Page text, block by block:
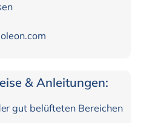
& Anleitungen:
gut belüfteten Bereichen